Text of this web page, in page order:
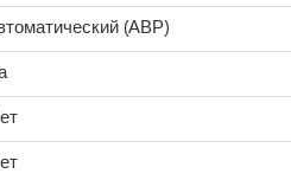
(АВР)